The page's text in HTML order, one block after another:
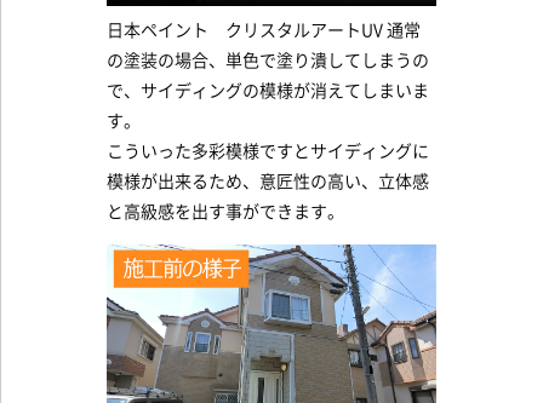
日本ペイント クリスタルアートUV 通常
の塗装の場合、単色で塗り潰してしまうの
で、サイディングの模様が消えてしまいま
す。
こういった多彩模様ですとサイディングに
模様が出来るため、意匠性の高い、立体感
と高級感を出す事ができます。